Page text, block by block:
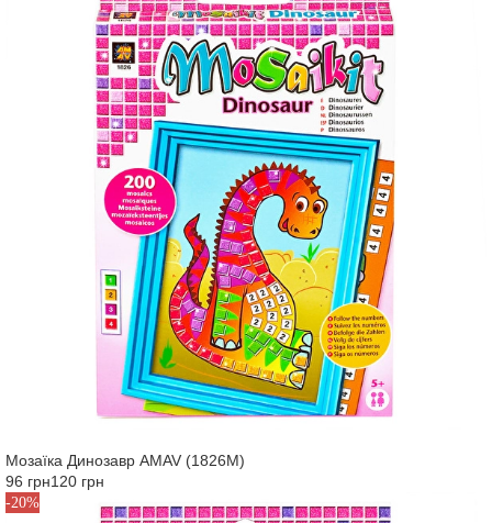
Мозаїка Динозавр AMAV (1826M)
96 грн120 грн
-20%